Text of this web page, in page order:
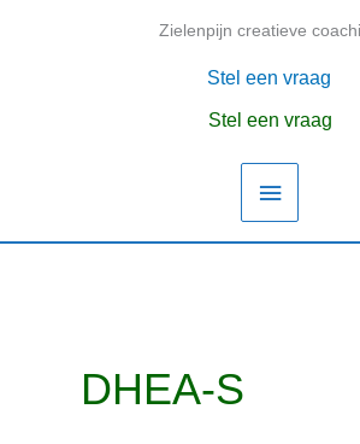
Zielenpijn creatieve
Stel een vraag
Stel een vraag
DHEA-S